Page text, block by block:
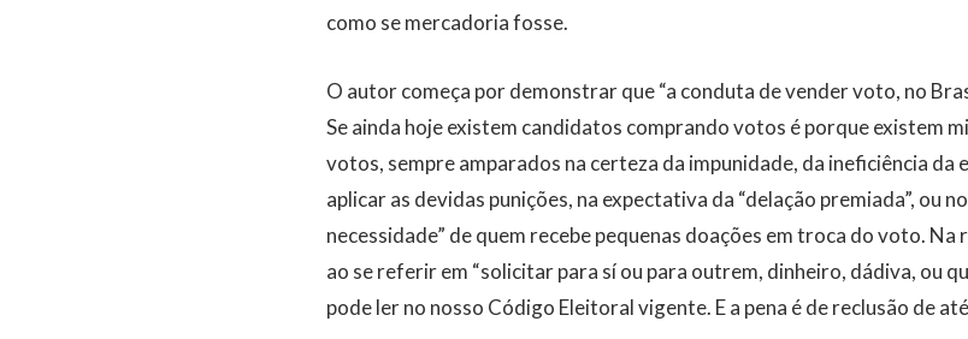
como se mercadoria fosse.
O autor começa por demonstrar que “a conduta de vender voto, no
Se ainda hoje existem candidatos comprando votos é porque existem
votos, sempre amparados na certeza da impunidade, da ineficiência
aplicar as devidas punições, na expectativa da “delação premiada”, ou
necessidade” de quem recebe pequenas doações em troca do voto.
ao se referir em “solicitar para sí ou para outrem, dinheiro, dádiva, ou
pode ler no nosso Código Eleitoral vigente. E a pena é de reclusão de